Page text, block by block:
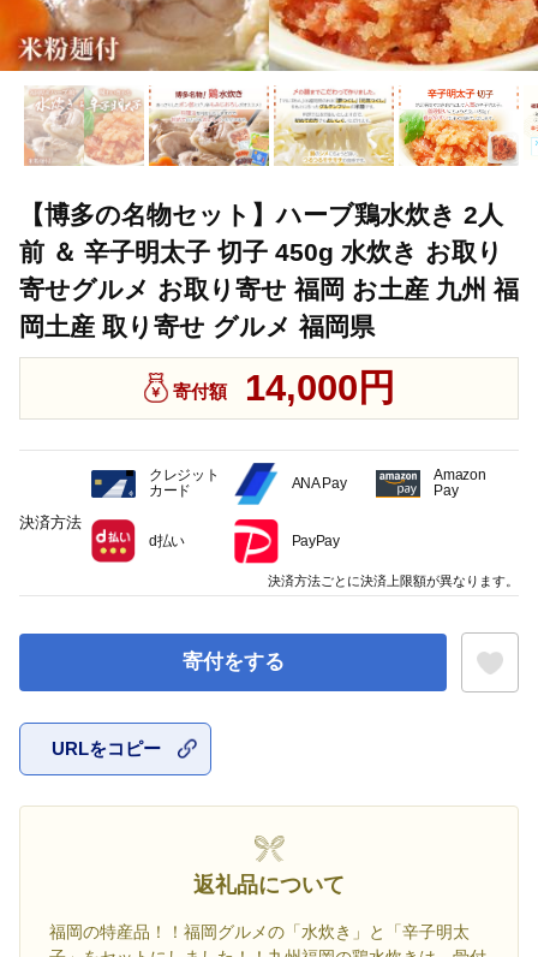
【博多の名物セット】ハーブ鶏水炊き 2人
前 ＆ 辛子明太子 切子 450g 水炊き お取り
寄せグルメ お取り寄せ 福岡 お土産 九州 福
岡土産 取り寄せ グルメ 福岡県
寄付額 14,000円
寄付をする
URLをコピー
返礼品について
福岡の特産品！！福岡グルメの「水炊き」と「辛子明太
決済方法
クレジット
カード
ANA Pay
Amazon
Pay
d払い PayPay
決済方法ごとに決済上限額が異なります。